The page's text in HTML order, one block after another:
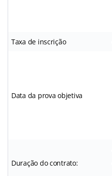
Taxa de inscrição
Data da prova objetiva
Duração do contrato: